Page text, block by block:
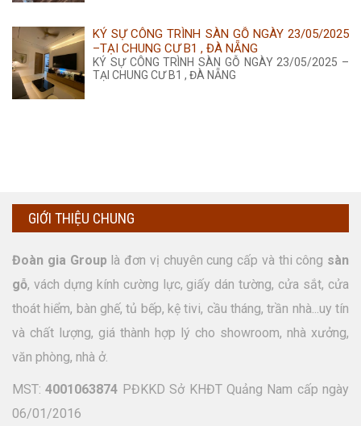
KÝ SỰ CÔNG TRÌNH SÀN GỖ NGÀY 23/05/2025
–TẠI CHUNG CƯ B1 , ĐÀ NẴNG
KÝ SỰ CÔNG TRÌNH SÀN GỖ NGÀY 23/05/2025 –
TẠI CHUNG CƯ B1 , ĐÀ NẴNG
GIỚI THIỆU CHUNG
Đoàn gia Group là đơn vị chuyên cung cấp và thi công sàn
gỗ, vách dựng kính cường lực, giấy dán tường, cửa sắt, cửa
thoát hiểm, bàn ghế, tủ bếp, kệ tivi, cầu tháng, trần nhà...uy tín
và chất lượng, giá thành hợp lý cho showroom, nhà xưởng,
văn phòng, nhà ở.
MST:4001063874 PĐKKD Sở KHĐT Quảng Nam cấp ngày
06/01/2016